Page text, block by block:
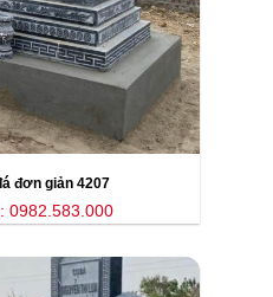
đơn giản 4207
0982.583.000